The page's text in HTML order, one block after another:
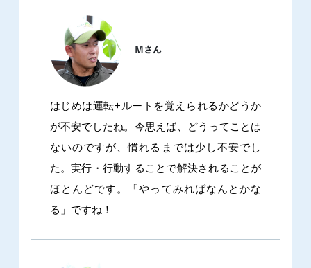
はじめは運転+ルートを覚えられるかどうか
が不安でしたね。今思えば、どうってことは
ないのですが、慣れるまでは少し不安でし
た。実行・行動することで解決されることが
ほとんどです。「やってみればなんとかな
る」ですね！